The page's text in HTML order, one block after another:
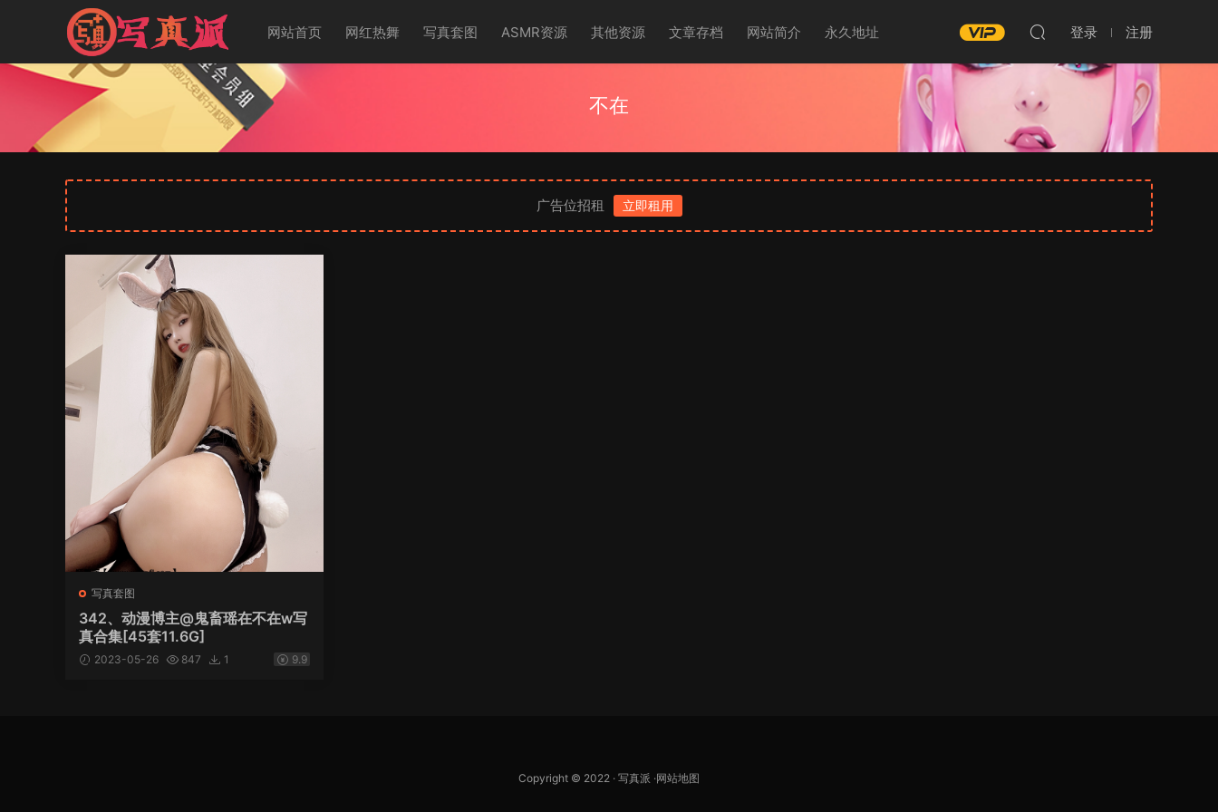
网站首页 网红热舞 写真套图 ASMR资源 其他资源 文章存档 网站简介 永久地址 登录 注册
不在
广告位招租 立即租用
写真套图
342、动漫博主@鬼畜瑶在不在w写
真合集[45套11.6G]
2023-05-26 847 1 9.9
Copyright © 2022 · 写真派 ·网站地图